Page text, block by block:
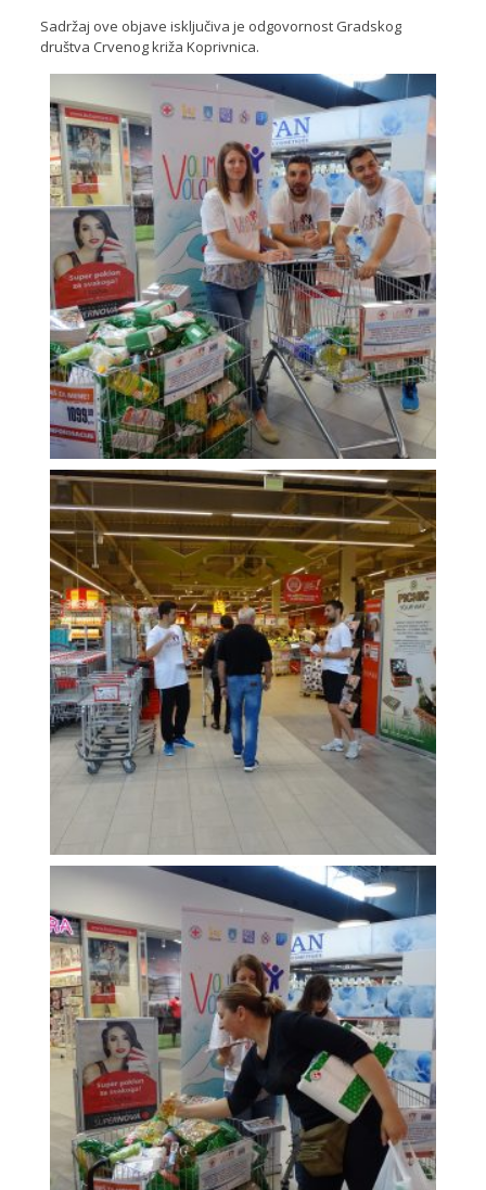
Sadržaj ove objave isključiva je odgovornost Gradskog
društva Crvenog križa Koprivnica.